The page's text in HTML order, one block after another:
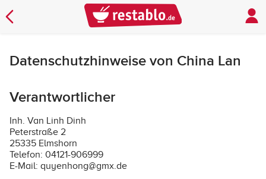
Datenschutzhinweise von China Lan
Verantwortlicher
Inh. Van Linh Dinh
Peterstraße 2
25335 Elmshorn
Telefon: 04121-906999
E-Mail: quyenhong@gmx.de